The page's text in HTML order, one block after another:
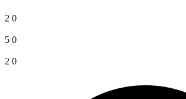
2 0
5 0
2 0